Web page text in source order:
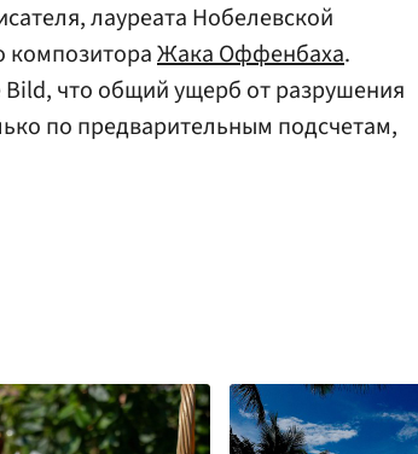
лауреата Нобелевской
композитораЖака Оффенбаха.
что общий ущерб от разрушения
по предварительным подсчетам,